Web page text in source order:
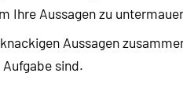
Ihre Aussagen zu
Aussagen
sind.